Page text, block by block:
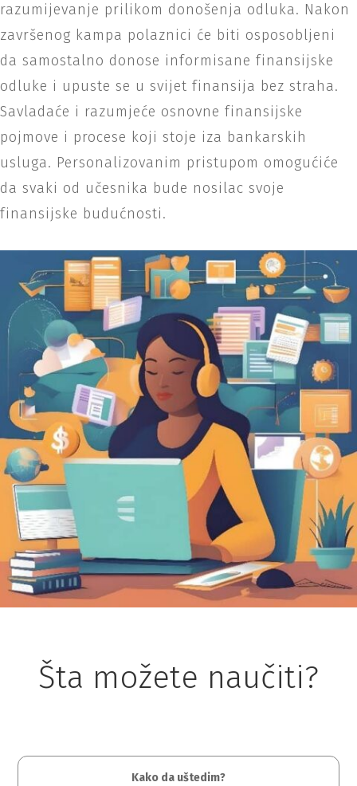
razumijevanje prilikom donošenja odluka. Nakon
završenog kampa polaznici će biti osposobljeni
da samostalno donose informisane finansijske
odluke i upuste se u svijet finansija bez straha.
Savladaće i razumjeće osnovne finansijske
pojmove i procese koji stoje iza bankarskih
usluga. Personalizovanim pristupom omogućiće
da svaki od učesnika bude nosilac svoje
finansijske budućnosti.
Šta možete naučiti?
Kako da uštedim?